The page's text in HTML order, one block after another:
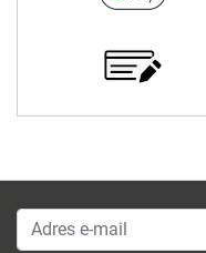
Adres e-mail